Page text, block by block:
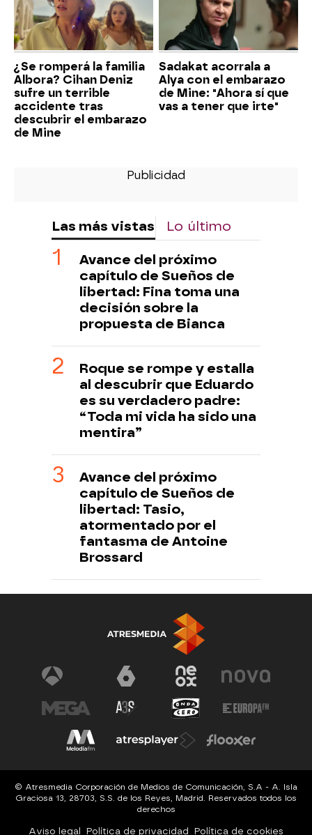
¿Se romperá la familia
Albora? Cihan Deniz
sufre un terrible
accidente tras
descubrir el embarazo
de Mine
Sadakat acorrala a
Alya con el embarazo
de Mine: "Ahora sí que
vas a tener que irte"
Las más vistas Lo último
Avance del próximo
capítulo de Sueños de
libertad: Fina toma una
decisión sobre la
propuesta de Bianca
Roque se rompe y estalla
al descubrir que Eduardo
es su verdadero padre:
“Toda mi vida ha sido una
mentira”
Avance del próximo
capítulo de Sueños de
libertad: Tasio,
atormentado por el
fantasma de Antoine
Brossard
© Atresmedia Corporación de Medios de Comunicación, S.A - A. Isla
Graciosa 13, 28703, S.S. de los Reyes, Madrid. Reservados todos los
derechos
Aviso legal Política de privacidad Política de cookies